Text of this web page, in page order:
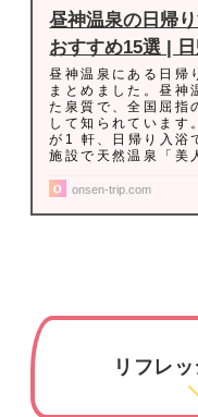
昼神温泉の日帰り
おすすめ15選 |
昼神温泉にある日帰
まとめました。昼神
た泉質で、全国屈指
して知られています
が1 軒、日帰り入浴
施設で天然温泉「美
onsen-trip.com
リフレ